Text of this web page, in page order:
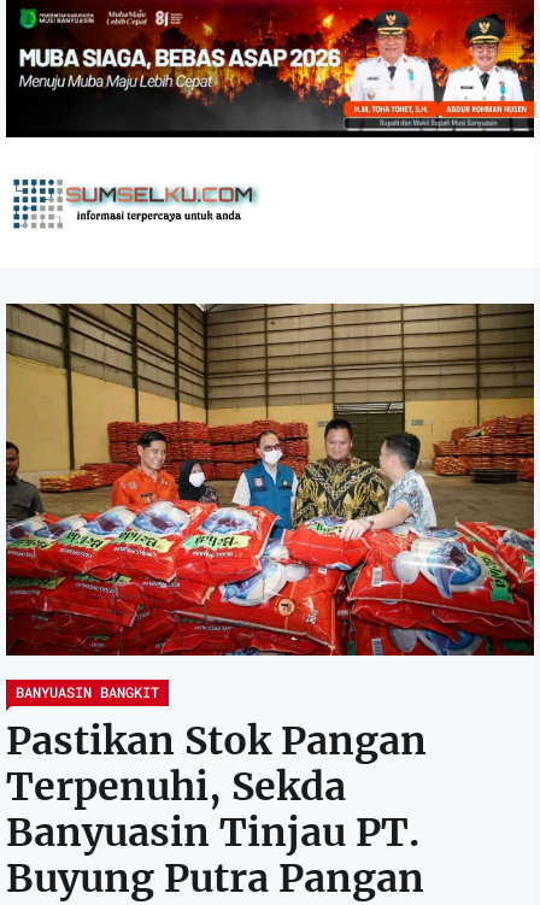
Skip
the
BANYUASIN BANGKIT
Pastikan Stok Pangan
Terpenuhi, Sekda
Banyuasin Tinjau PT.
Buyung Putra Pangan